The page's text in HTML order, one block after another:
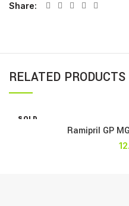
Share
RELATED PRODUCTS
SOLD
Ramipril GP